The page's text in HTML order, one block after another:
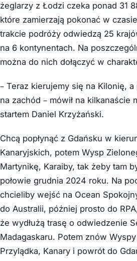
żeglarzy z Łodzi czeka ponad 31
które zamierzają pokonać w
trakcie podróży odwiedzą 25
na 6 kontynentach. Na
można do nich dołączyć w
– Teraz kierujemy się na Kilonię, a
na zachód – mówił na kilkanaście
startem Daniel Krzyżański.
Chcą popłynąć z Gdańsku w
Kanaryjskich, potem Wysp
Martynikę, Karaiby, tak żeby tam
połowie grudnia 2024 roku. Na
chcieliby wejść na Ocean
do Australii, później prosto do
że wydłużą trasę o odwiedzenie
Madagaskaru. Potem znów
Przylądka, Kanary i powrót do